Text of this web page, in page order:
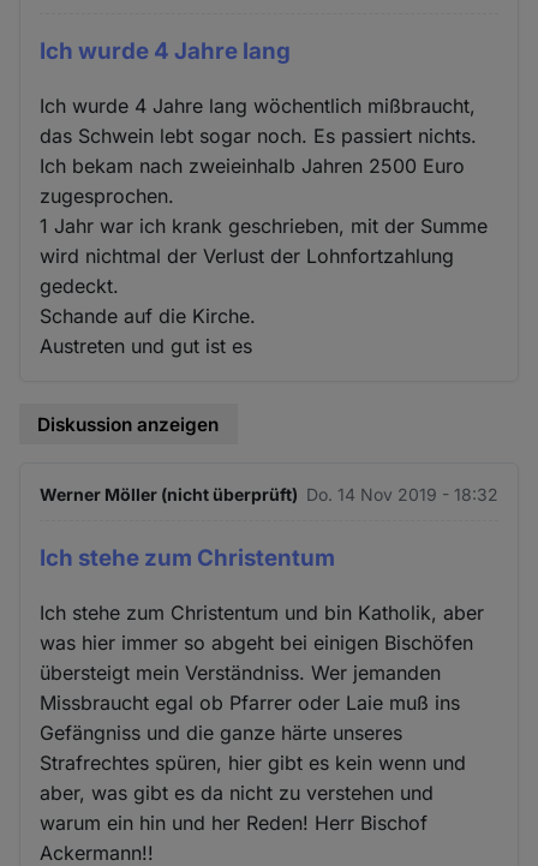
Ich wurde 4 Jahre lang
Ich wurde 4 Jahre lang wöchentlich mißbraucht,
das Schwein lebt sogar noch. Es passiert nichts.
Ich bekam nach zweieinhalb Jahren 2500 Euro
zugesprochen.
1 Jahr war ich krank geschrieben, mit der Summe
wird nichtmal der Verlust der Lohnfortzahlung
gedeckt.
Schande auf die Kirche.
Austreten und gut ist es
Diskussion anzeigen
Werner Möller (nicht überprüft) Do. 14 Nov 2019 - 18:32
Ich stehe zum Christentum
Ich stehe zum Christentum und bin Katholik, aber
was hier immer so abgeht bei einigen Bischöfen
übersteigt mein Verständniss. Wer jemanden
Missbraucht egal ob Pfarrer oder Laie muß ins
Gefängniss und die ganze härte unseres
Strafrechtes spüren, hier gibt es kein wenn und
aber, was gibt es da nicht zu verstehen und
warum ein hin und her Reden! Herr Bischof
Ackermann!!